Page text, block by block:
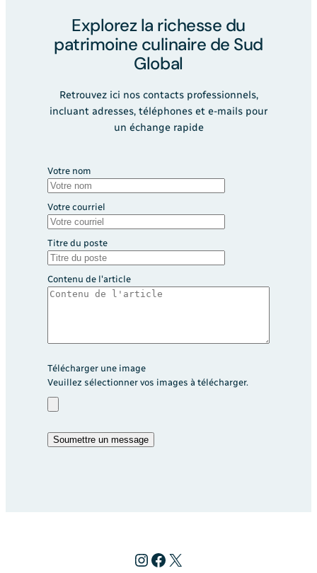
Explorez la richesse du
patrimoine culinaire de Sud
Global
Retrouvez ici nos contacts professionnels,
incluant adresses, téléphones et e-mails pour
un échange rapide
Votre nom
Votre courriel
Titre du poste
Contenu de l'article
Télécharger une image
Veuillez sélectionner vos images à télécharger.
Instagram
Facebook
X